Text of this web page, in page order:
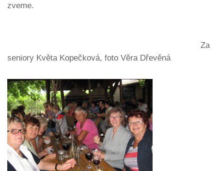
zveme.
Za
seniory Květa Kopečková, foto Věra Dřevěná